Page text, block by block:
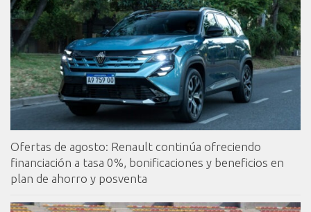
Ofertas de agosto: Renault continúa ofreciendo
financiación a tasa 0%, bonificaciones y beneficios en
plan de ahorro y posventa